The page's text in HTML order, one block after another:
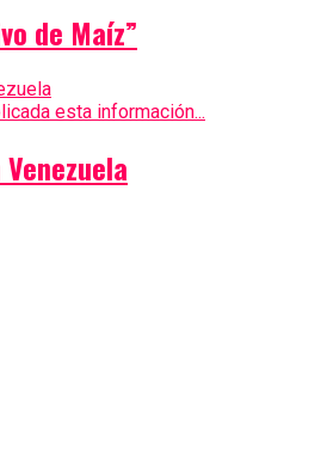
de Maíz”
esta información...